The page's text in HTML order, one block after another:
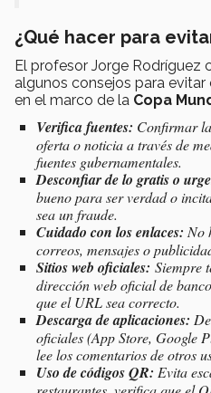
¿Qué hacer para
El profesor Jorge Rodríguez
algunos consejos para
en el marco de la Copa
Verifica fuentes: Confirmar
oferta o noticia a través de
fuentes gubernamentales.
Desconfiar de lo gratis o
bueno para ser verdad o
sea un fraude.
Cuidado con los enlaces: No
correos, mensajes o
Sitios web oficiales: Siempre
dirección web oficial de
que el URL sea correcto.
Descarga de aplicaciones:
oficiales (App Store, Google
lee los comentarios de otros
Uso de códigos QR: Evita